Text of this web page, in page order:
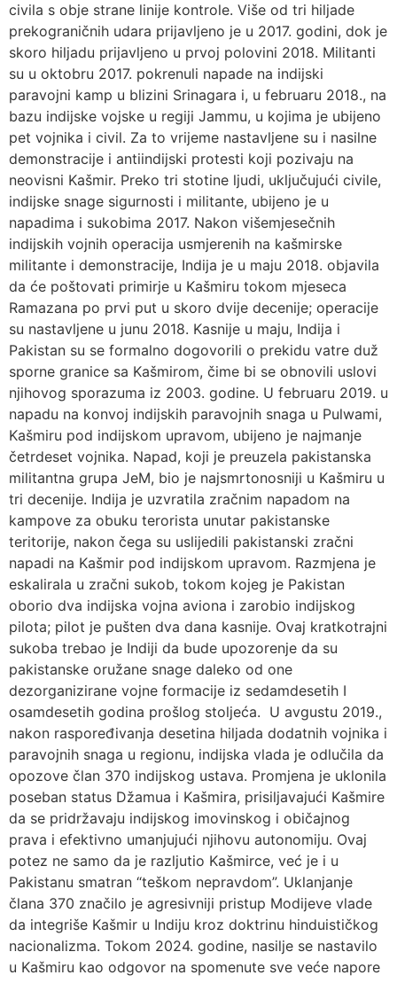
civila s obje strane linije kontrole. Više od tri hiljade
prekograničnih udara prijavljeno je u 2017. godini, dok je
skoro hiljadu prijavljeno u prvoj polovini 2018. Militanti
su u oktobru 2017. pokrenuli napade na indijski
paravojni kamp u blizini Srinagara i, u februaru 2018., na
bazu indijske vojske u regiji Jammu, u kojima je ubijeno
pet vojnika i civil. Za to vrijeme nastavljene su i nasilne
demonstracije i antiindijski protesti koji pozivaju na
neovisni Kašmir. Preko tri stotine ljudi, uključujući civile,
indijske snage sigurnosti i militante, ubijeno je u
napadima i sukobima 2017. Nakon višemjesečnih
indijskih vojnih operacija usmjerenih na kašmirske
militante i demonstracije, Indija je u maju 2018. objavila
da će poštovati primirje u Kašmiru tokom mjeseca
Ramazana po prvi put u skoro dvije decenije; operacije
su nastavljene u junu 2018. Kasnije u maju, Indija i
Pakistan su se formalno dogovorili o prekidu vatre duž
sporne granice sa Kašmirom, čime bi se obnovili uslovi
njihovog sporazuma iz 2003. godine. U februaru 2019. u
napadu na konvoj indijskih paravojnih snaga u Pulwami,
Kašmiru pod indijskom upravom, ubijeno je najmanje
četrdeset vojnika. Napad, koji je preuzela pakistanska
militantna grupa JeM, bio je najsmrtonosniji u Kašmiru u
tri decenije. Indija je uzvratila zračnim napadom na
kampove za obuku terorista unutar pakistanske
teritorije, nakon čega su uslijedili pakistanski zračni
napadi na Kašmir pod indijskom upravom. Razmjena je
eskalirala u zračni sukob, tokom kojeg je Pakistan
oborio dva indijska vojna aviona i zarobio indijskog
pilota; pilot je pušten dva dana kasnije. Ovaj kratkotrajni
sukoba trebao je Indiji da bude upozorenje da su
pakistanske oružane snage daleko od one
dezorganizirane vojne formacije iz sedamdesetih I
osamdesetih godina prošlog stoljeća. U avgustu 2019.,
nakon raspoređivanja desetina hiljada dodatnih vojnika i
paravojnih snaga u regionu, indijska vlada je odlučila da
opozove član 370 indijskog ustava. Promjena je uklonila
poseban status Džamua i Kašmira, prisiljavajući Kašmire
da se pridržavaju indijskog imovinskog i običajnog
prava i efektivno umanjujući njihovu autonomiju. Ovaj
potez ne samo da je razljutio Kašmirce, već je i u
Pakistanu smatran “teškom nepravdom”. Uklanjanje
člana 370 značilo je agresivniji pristup Modijeve vlade
da integriše Kašmir u Indiju kroz doktrinu hinduističkog
nacionalizma. Tokom 2024. godine, nasilje se nastavilo
u Kašmiru kao odgovor na spomenute sve veće napore